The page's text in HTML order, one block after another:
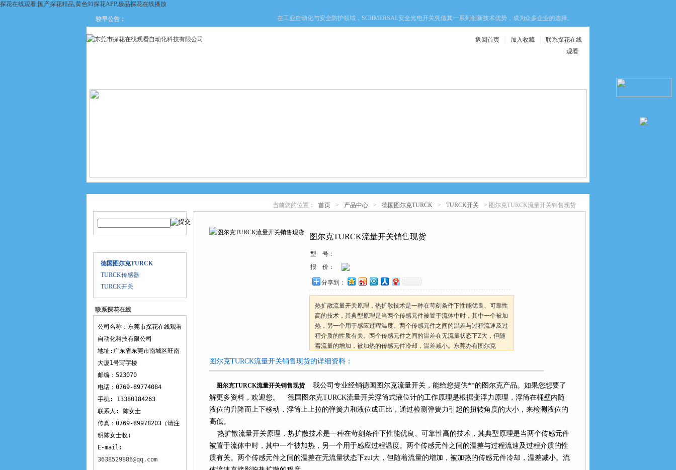
探花在线观看,国产探花精品,黄色91探花APP,极品探花在线播放
较早公告： 在工业自动化与安全防护领域，SCHMERSAL安全光电开关凭借其一系列创新技术优势，成为众多企业的选择。这些优势不仅提升了设备的安全性，
返回首页 加入收藏
联系探花在线
观看
德国图尔克TURCK
TURCK传感器
TURCK开关
联系探花在线
观看
公司名称：东莞市探花在线观看
自动化科技有限公司
地址:广东省东莞市南城区旺南
大厦1号写字楼
邮编：523070
电话：0769-89774084
手机: 13380184263
联系人: 陈女士
传真：0769-89978203（请注
明陈女士收）
E-mail:
3638529886@qq.com
当前您的位置： 首页 > 产品中心 > 德国图尔克TURCK > TURCK开关 > 图尔克TURCK流量开关销售现货
图尔克TURCK流量开关销售现货
型 号：
报 价：
分享到：
热扩散流量开关原理，热扩散技术是一种在苛刻条件下性能优良、可靠性
高的技术，其典型原理是当两个传感元件被置于流体中时，其中一个被加
热，另一个用于感应过程温度。两个传感元件之间的温差与过程流速及过
程介质的性质有关。两个传感元件之间的温差在无流量状态下Z大，但随
着流量的增加，被加热的传感元件冷却，温差减小。东莞办有图尔克
TURCK流量开关销售现货
图尔克TURCK流量开关销售现货的详细资料：
图尔克TURCK流量开关销售现货
我公司专业经销德国图尔克流量开关，能给您提供**的图尔克产品。如果您想要了
解更多资料，欢迎您。 德国图尔克TURCK流量开关浮筒式液位计的工作原理是根据变浮力原理，浮筒在桶壁内随
液位的升降而上下移动，浮筒上上拉的弹簧力和液位成正比，通过检测弹簧力引起的扭转角度的大小，来检测液位的
高低。
热扩散流量开关原理，热扩散技术是一种在苛刻条件下性能优良、可靠性高的技术，其典型原理是当两个传感元件
被置于流体中时，其中一个被加热，另一个用于感应过程温度。两个传感元件之间的温差与过程流速及过程介质的性
质有关。两个传感元件之间的温差在无流量状态下zui大，但随着流量的增加，被加热的传感元件冷却，温差减小。流